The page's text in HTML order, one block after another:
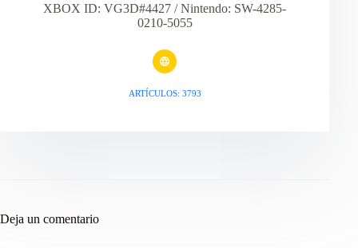
XBOX ID: VG3D#4427 / Nintendo: SW-4285-
0210-5055
ARTÍCULOS: 3793
Deja un comentario